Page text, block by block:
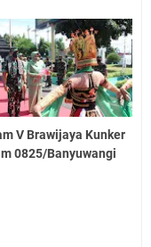
V Brawijaya Kunker
0825/Banyuwangi